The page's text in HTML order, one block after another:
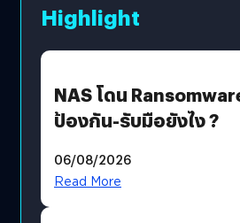
Highlight
NAS โดน
ป้องกัน-รับมือยังไง ?
06/08/2026
Read More